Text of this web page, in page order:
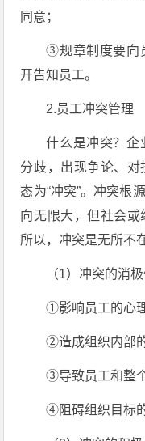
同意；
③规章制度要向
开告知员工。
2.员工冲突管理
什么是冲突？企
分歧，出现争论、
态为“冲突”。冲突根
向无限大，但社会或
所以，冲突是无所不
（1）冲突的消极
①影响员工的心
②造成组织内部
③导致员工和整
④阻碍组织目标